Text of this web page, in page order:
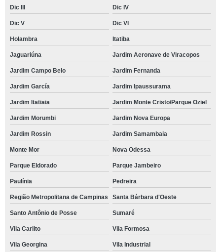
Dic III Dic IV
Dic V Dic VI
Holambra Itatiba
Jaguariúna Jardim Aeronave de Viracopos
Jardim Campo Belo Jardim Fernanda
Jardim García Jardim Ipaussurama
Jardim Itatiaia Jardim Monte Cristo/Parque Oziel
Jardim Morumbi Jardim Nova Europa
Jardim Rossin Jardim Samambaia
Monte Mor Nova Odessa
Parque Eldorado Parque Jambeiro
Paulínia Pedreira
Região Metropolitana de Campinas Santa Bárbara d'Oeste
Santo Antônio de Posse Sumaré
Vila Carlito Vila Formosa
Vila Georgina Vila Industrial